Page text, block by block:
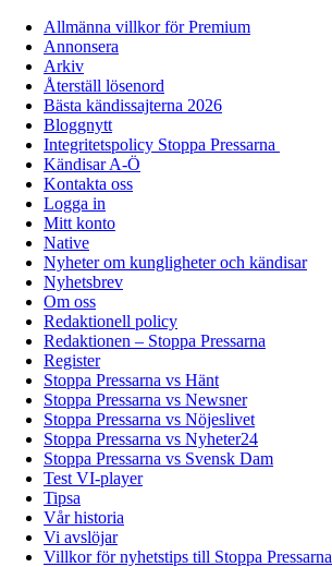
Allmänna villkor för Premium
Annonsera
Arkiv
Återställ lösenord
Bästa kändissajterna 2026
Bloggnytt
Integritetspolicy Stoppa Pressarna
Kändisar A-Ö
Kontakta oss
Logga in
Mitt konto
Native
Nyheter om kungligheter och kändisar
Nyhetsbrev
Om oss
Redaktionell policy
Redaktionen – Stoppa Pressarna
Register
Stoppa Pressarna vs Hänt
Stoppa Pressarna vs Newsner
Stoppa Pressarna vs Nöjeslivet
Stoppa Pressarna vs Nyheter24
Stoppa Pressarna vs Svensk Dam
Test VI-player
Tipsa
Vår historia
Vi avslöjar
Villkor för nyhetstips till Stoppa Pressarna